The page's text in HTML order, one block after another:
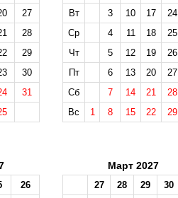
27
28
29
30
31
Вт
3 10 17
24
Ср
4 11 18
25
Чт
5 12 19
26
Пт
6 13 20
27
Сб
7 14 21
28
Вс
1 8 15 22 29
26
Март 2027
27 28 29 30